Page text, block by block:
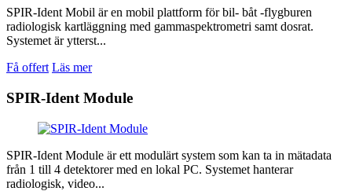
SPIR-Ident Mobil är en mobil plattform för bil- båt -flygburen
radiologisk kartläggning med gammaspektrometri samt dosrat.
Systemet är ytterst...
Få offert Läs mer
SPIR-Ident Module
SPIR-Ident Module är ett modulärt system som kan ta in mätadata
från 1 till 4 detektorer med en lokal PC. Systemet hanterar
radiologisk, video...